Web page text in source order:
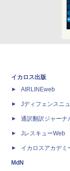
イカロス出版
AIRLINEweb
Jディフェンスニ
通訳翻訳ジャーナ
JレスキューWeb
イカロスアカデミ
MdN